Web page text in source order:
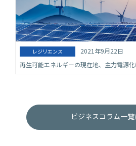
レジリエンス
2021年9月22日
再生可能エネルギーの現在地、主力電源
ビジネスコラム一